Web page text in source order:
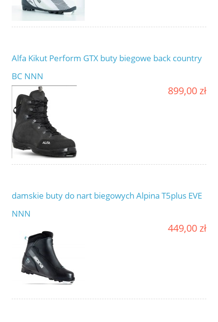
Alfa Kikut Perform GTX buty biegowe back country
BC NNN
899,00 zł
damskie buty do nart biegowych Alpina T5plus EVE
NNN
449,00 zł